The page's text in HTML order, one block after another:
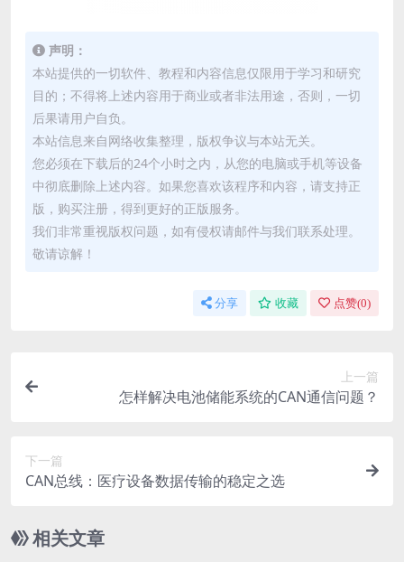
声明：
本站提供的一切软件、教程和内容信息仅限用于学习和研究
目的；不得将上述内容用于商业或者非法用途，否则，一切
后果请用户自负。
本站信息来自网络收集整理，版权争议与本站无关。
您必须在下载后的24个小时之内，从您的电脑或手机等设备
中彻底删除上述内容。如果您喜欢该程序和内容，请支持正
版，购买注册，得到更好的正版服务。
我们非常重视版权问题，如有侵权请邮件与我们联系处理。
敬请谅解！
分享 收藏 点赞(0)
上一篇
怎样解决电池储能系统的CAN通信问题？
下一篇
CAN总线：医疗设备数据传输的稳定之选
相关文章